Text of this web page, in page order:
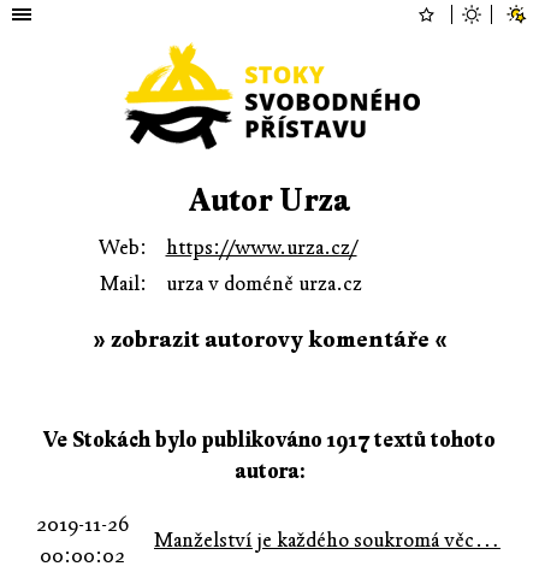
Autor Urza
Web:
https://www.urza.cz/
Mail:
urza v doméně urza.cz
» zobrazit autorovy komentáře «
Ve Stokách bylo publikováno 1917 textů tohoto
autora:
2019-11-26
00:00:02
Manželství je každého soukromá věc…